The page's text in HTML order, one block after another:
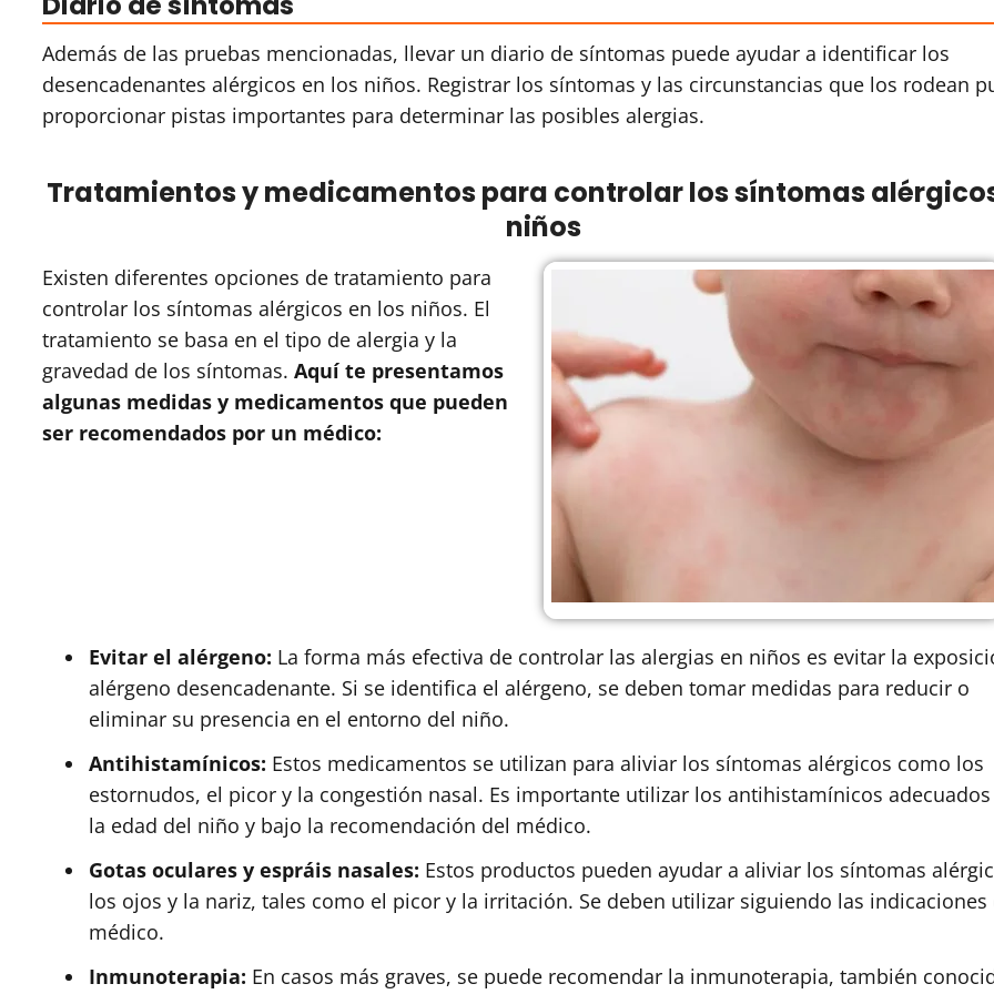
Además de las pruebas mencionadas, llevar un diario de síntomas puede ayudar a identificar los
desencadenantes alérgicos en los niños. Registrar los síntomas y las circunstancias que los rodean
proporcionar pistas importantes para determinar las posibles alergias.
Tratamientos y medicamentos para controlar los síntomas
niños
Existen diferentes opciones de tratamiento para
controlar los síntomas alérgicos en los niños. El
tratamiento se basa en el tipo de alergia y la
gravedad de los síntomas. Aquí te presentamos
algunas medidas y medicamentos que pueden
ser recomendados por un médico:
Evitar el alérgeno: La forma más efectiva de controlar las alergias en niños es evitar la
alérgeno desencadenante. Si se identifica el alérgeno, se deben tomar medidas para reducir o
eliminar su presencia en el entorno del niño.
Antihistamínicos: Estos medicamentos se utilizan para aliviar los síntomas alérgicos como los
estornudos, el picor y la congestión nasal. Es importante utilizar los antihistamínicos
la edad del niño y bajo la recomendación del médico.
Gotas oculares y espráis nasales: Estos productos pueden ayudar a aliviar los síntomas
los ojos y la nariz, tales como el picor y la irritación. Se deben utilizar siguiendo las indicaciones
médico.
Inmunoterapia: En casos más graves, se puede recomendar la inmunoterapia, también